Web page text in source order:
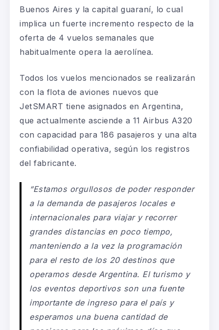
Buenos Aires y la capital guaraní, lo cual
implica un fuerte incremento respecto de la
oferta de 4 vuelos semanales que
habitualmente opera la aerolínea.
Todos los vuelos mencionados se realizarán
con la flota de aviones nuevos que
JetSMART tiene asignados en Argentina,
que actualmente asciende a 11 Airbus A320
con capacidad para 186 pasajeros y una alta
confiabilidad operativa, según los registros
del fabricante.
“Estamos orgullosos de poder responder
a la demanda de pasajeros locales e
internacionales para viajar y recorrer
grandes distancias en poco tiempo,
manteniendo a la vez la programación
para el resto de los 20 destinos que
operamos desde Argentina. El turismo y
los eventos deportivos son una fuente
importante de ingreso para el país y
esperamos una buena cantidad de